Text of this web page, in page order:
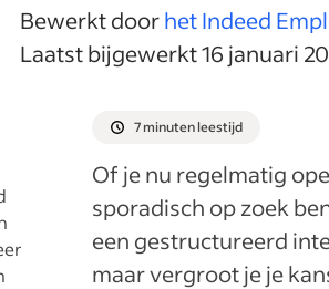
Bewerkt doorhet Indeed
Laatst bijgewerkt 16 januari
7 minuten leestijd
Of je nu regelmatig
sporadisch op zoek
een gestructureerd
maar vergroot je je